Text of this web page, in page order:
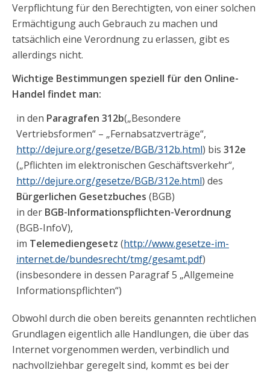
Verpflichtung für den Berechtigten, von einer solchen
Ermächtigung auch Gebrauch zu machen und
tatsächlich eine Verordnung zu erlassen, gibt es
allerdings nicht.
Wichtige Bestimmungen speziell für den Online-
Handel findet man:
in den Paragrafen 312b(„Besondere
Vertriebsformen“ – „Fernabsatzverträge“,
http://dejure.org/gesetze/BGB/312b.html) bis 312e
(„Pflichten im elektronischen Geschäftsverkehr“,
http://dejure.org/gesetze/BGB/312e.html) des
Bürgerlichen Gesetzbuches (BGB)
in der BGB-Informationspflichten-Verordnung
(BGB-InfoV),
im Telemediengesetz (http://www.gesetze-im-
internet.de/bundesrecht/tmg/gesamt.pdf)
(insbesondere in dessen Paragraf 5 „Allgemeine
Informationspflichten“)
Obwohl durch die oben bereits genannten rechtlichen
Grundlagen eigentlich alle Handlungen, die über das
Internet vorgenommen werden, verbindlich und
nachvollziehbar geregelt sind, kommt es bei der